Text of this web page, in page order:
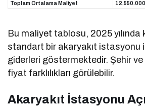
Toplam Ortalama Maliyet
Bu maliyet tablosu, 2025 yılında
standart bir akaryakıt istasyonu
giderleri göstermektedir. Şehir
fiyat farklılıkları görülebilir.
Akaryakıt İstasyonu